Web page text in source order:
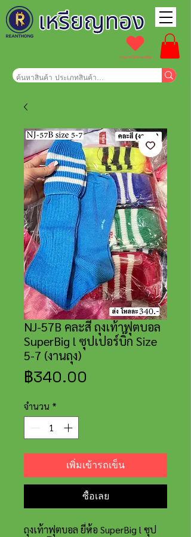
รายการโปรดของฉัน
NJ-57B คละสี ถุงเท้าฟุตบอล
SuperBig l ซุปเปอร์บิ๊ก Size
5-7 (งานถุง)
฿340.00
จำนวน *
เพิ่มเข้ารถเข็น
ซื้อเลย
ถุงเท้าฟุตบอล ยี่ห้อ SuperBig l ซุป